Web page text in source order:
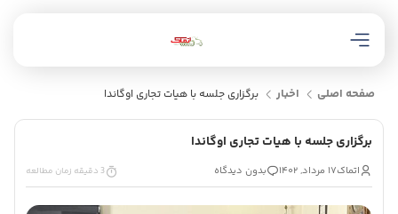
صفحه اصلی اخبار برگزاری جلسه با هیات تجاری اوگاندا
برگزاری جلسه با هیات تجاری اوگاندا
اتماک۱۷ مرداد, ۱۴۰۲ بدون دیدگاه 3 دقیقه زمان مطالعه